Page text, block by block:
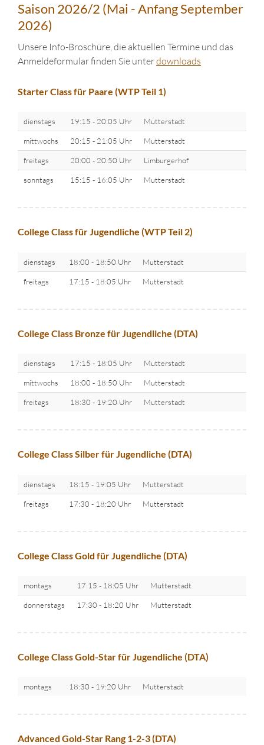
Saison 2026/2 (Mai - Anfang September
2026)
Unsere Info-Broschüre, die aktuellen Termine und das
Anmeldeformular finden Sie unterdownloads
Starter Class für Paare (WTP Teil 1)
dienstags 19:15 - 20:05 Uhr Mutterstadt
mittwochs 20:15 - 21:05 Uhr Mutterstadt
freitags 20:00 - 20:50 Uhr Limburgerhof
sonntags 15:15 - 16:05 Uhr Mutterstadt
College Class für Jugendliche (WTP Teil 2)
dienstags 18:00 - 18:50 Uhr Mutterstadt
freitags 17:15 - 18:05 Uhr Mutterstadt
College Class Bronze für Jugendliche (DTA)
dienstags 17:15 - 18:05 Uhr Mutterstadt
mittwochs 18:00 - 18:50 Uhr Mutterstadt
freitags 18:30 - 19:20 Uhr Mutterstadt
College Class Silber für Jugendliche (DTA)
dienstags 18:15 - 19:05 Uhr Mutterstadt
freitags 17:30 - 18:20 Uhr Mutterstadt
College Class Gold für Jugendliche (DTA)
montags 17:15 - 18:05 Uhr Mutterstadt
donnerstags 17:30 - 18:20 Uhr Mutterstadt
College Class Gold-Star für Jugendliche (DTA)
montags 18:30 - 19:20 Uhr Mutterstadt
Advanced Gold-Star Rang 1-2-3 (DTA)